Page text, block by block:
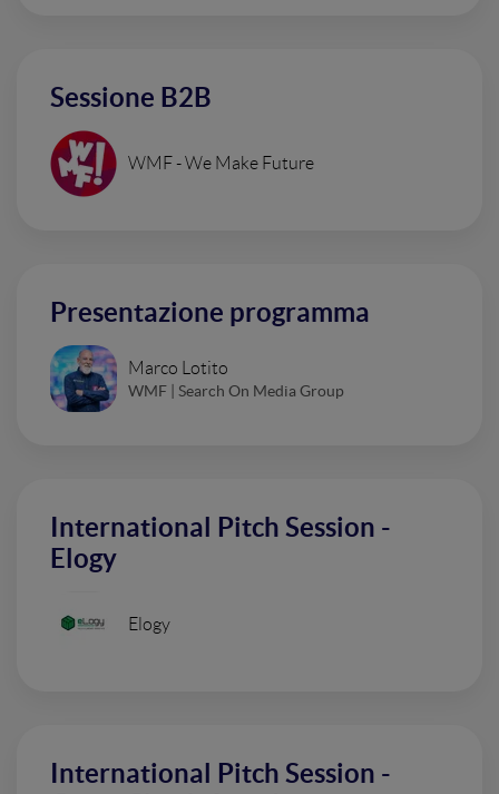
Sessione B2B
WMF - We Make Future
Presentazione programma
Marco Lotito
WMF | Search On Media Group
International Pitch Session -
Elogy
Elogy
International Pitch Session -